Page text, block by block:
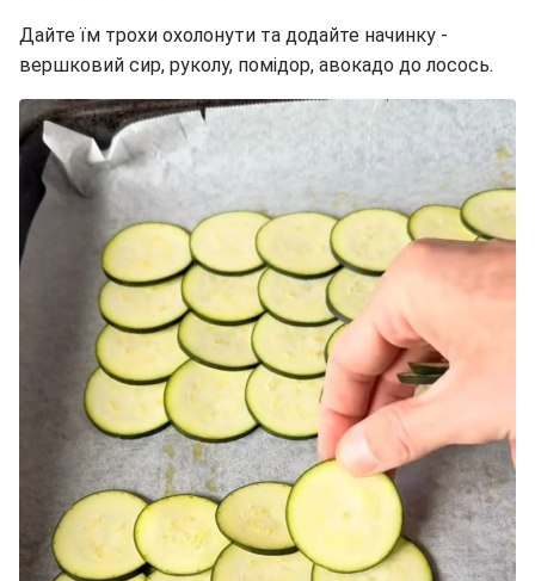
Дайте їм трохи охолонути та додайте начинку -
вершковий сир, руколу, помідор, авокадо до лосось.